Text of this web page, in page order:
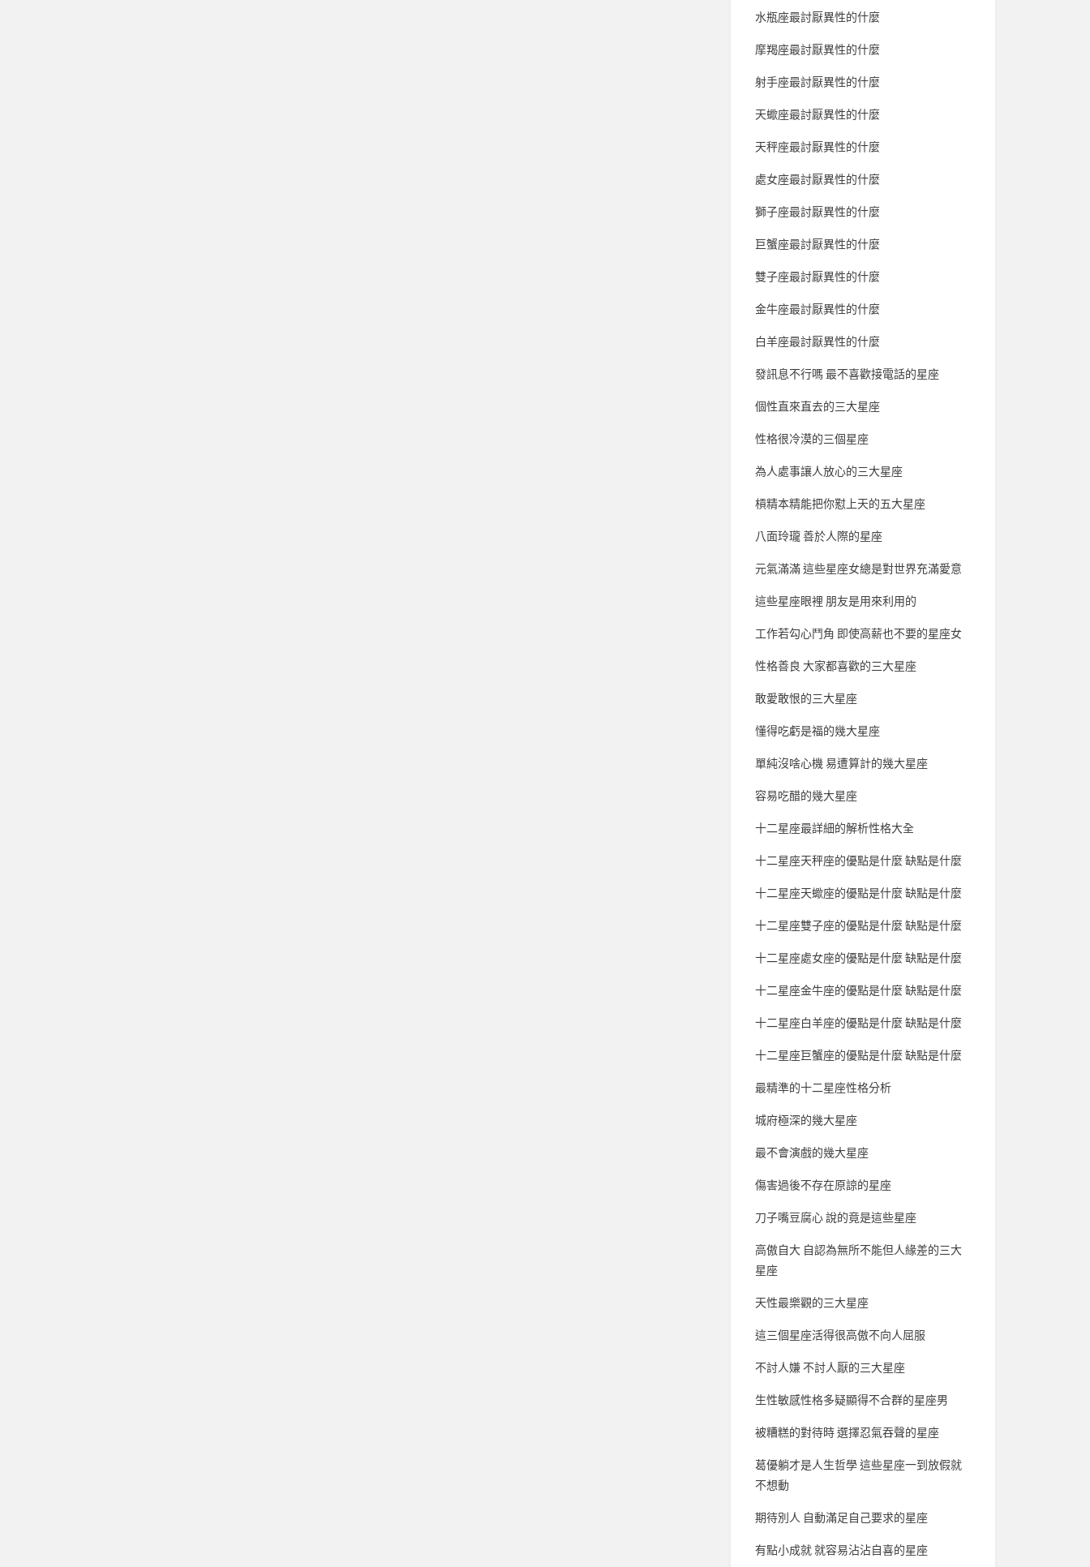
水瓶座最討厭異性的什麼
摩羯座最討厭異性的什麼
射手座最討厭異性的什麼
天蠍座最討厭異性的什麼
天秤座最討厭異性的什麼
處女座最討厭異性的什麼
獅子座最討厭異性的什麼
巨蟹座最討厭異性的什麼
雙子座最討厭異性的什麼
金牛座最討厭異性的什麼
白羊座最討厭異性的什麼
發訊息不行嗎 最不喜歡接電話的星座
個性直來直去的三大星座
性格很冷漠的三個星座
為人處事讓人放心的三大星座
槓精本精能把你懟上天的五大星座
八面玲瓏 善於人際的星座
元氣滿滿 這些星座女總是對世界充滿愛意
這些星座眼裡 朋友是用來利用的
工作若勾心鬥角 即使高薪也不要的星座女
性格善良 大家都喜歡的三大星座
敢愛敢恨的三大星座
懂得吃虧是福的幾大星座
單純沒啥心機 易遭算計的幾大星座
容易吃醋的幾大星座
十二星座最詳細的解析性格大全
十二星座天秤座的優點是什麼 缺點是什麼
十二星座天蠍座的優點是什麼 缺點是什麼
十二星座雙子座的優點是什麼 缺點是什麼
十二星座處女座的優點是什麼 缺點是什麼
十二星座金牛座的優點是什麼 缺點是什麼
十二星座白羊座的優點是什麼 缺點是什麼
十二星座巨蟹座的優點是什麼 缺點是什麼
最精準的十二星座性格分析
城府極深的幾大星座
最不會演戲的幾大星座
傷害過後不存在原諒的星座
刀子嘴豆腐心 說的竟是這些星座
高傲自大 自認為無所不能但人緣差的三大
星座
天性最樂觀的三大星座
這三個星座活得很高傲不向人屈服
不討人嫌 不討人厭的三大星座
生性敏感性格多疑顯得不合群的星座男
被糟糕的對待時 選擇忍氣吞聲的星座
葛優躺才是人生哲學 這些星座一到放假就
不想動
期待別人 自動滿足自己要求的星座
有點小成就 就容易沾沾自喜的星座